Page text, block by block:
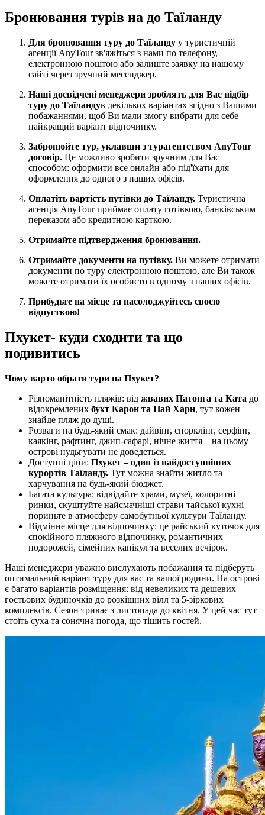
Бронювання турів на до Таїланду
Для бронювання туру до Таїланду у туристичній
агенції AnyTour зв'яжіться з нами по телефону,
електронною поштою або залиште заявку на нашому
сайті через зручний месенджер.
Наші досвідчені менеджери зроблять для Вас підбір
туру до Таїландув декількох варіантах згідно з Вашими
побажаннями, щоб Ви мали змогу вибрати для себе
найкращий варіант відпочинку.
Забронюйте тур, уклавши з турагентством AnyTour
договір. Це можливо зробити зручним для Вас
способом: оформити все онлайн або під'їхати для
оформлення до одного з наших офісів.
Оплатіть вартість путівки до Таїланду. Туристична
агенція AnyTour приймає оплату готівкою, банківським
переказом або кредитною карткою.
Отримайте підтвердження бронювання.
Отримайте документи на путівку. Ви можете отримати
документи по туру електронною поштою, але Ви також
можете отримати їх особисто в одному з наших офісів.
Прибудьте на місце та насолоджуйтесь своєю
відпусткою!
Пхукет- куди сходити та що
подивитись
Чому варто обрати тури на Пхукет?
Різноманітність пляжів: від жвавих Патонга та Ката до
відокремлених бухт Карон та Най Харн, тут кожен
знайде пляж до душі.
Розваги на будь-який смак: дайвінг, снорклінг, серфінг,
каякінг, рафтинг, джип-сафарі, нічне життя – на цьому
острові нудьгувати не доведеться.
Доступні ціни: Пхукет – один із найдоступніших
курортів Таїланду. Тут можна знайти житло та
харчування на будь-який бюджет.
Багата культура: відвідайте храми, музеї, колоритні
ринки, скуштуйте найсмачніші страви тайської кухні –
пориньте в атмосферу самобутньої культури Таїланду.
Відмінне місце для відпочинку: це райський куточок для
спокійного пляжного відпочинку, романтичних
подорожей, сімейних канікул та веселих вечірок.
Наші менеджери уважно вислухають побажання та підберуть
оптимальний варіант туру для вас та вашої родини. На острові
є багато варіантів розміщення: від невеликих та дешевих
гостьових будиночків до розкішних вілл та 5-зіркових
комплексів. Сезон триває з листопада до квітня. У цей час тут
стоїть суха та сонячна погода, що тішить гостей.